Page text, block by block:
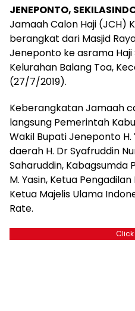
JENEPONTO,
Jamaah Calon Haji (JCH)
berangkat dari Masjid
Jeneponto ke asrama Haji
Kelurahan Balang Toa,
(27/7/2019).
Keberangkatan Jamaah
langsung Pemerintah
Wakil Bupati Jeneponto H.
daerah H. Dr Syafruddin
Saharuddin,
M. Yasin, Ketua
Ketua Majelis Ulama
Rate.
Click